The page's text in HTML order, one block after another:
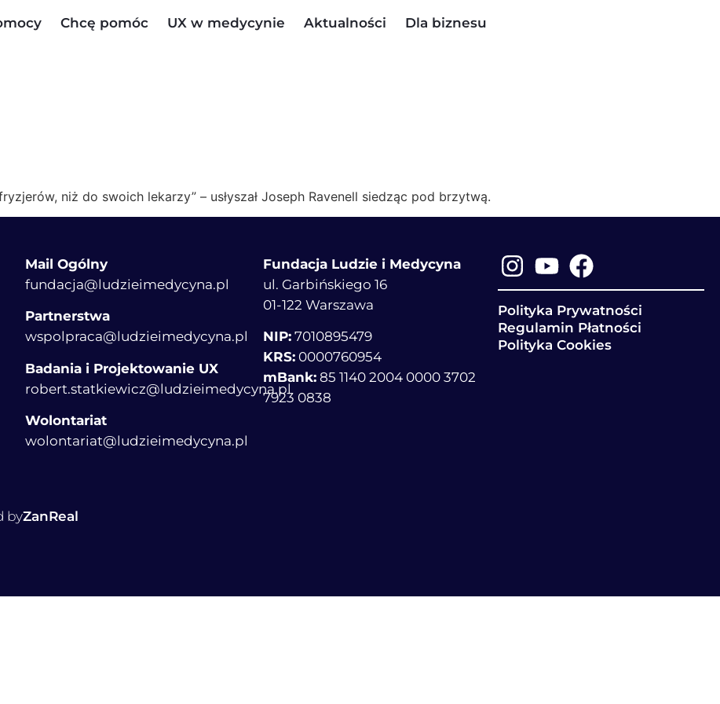
Chcę pomóc UX w medycynie Aktualności Dla biznesu
niż do swoich lekarzy” – usłyszał Joseph Ravenell siedząc pod brzytwą.
Mail Ogólny
fundacja@ludzieimedycyna.pl
Partnerstwa
wspolpraca@ludzieimedycyna.pl
Badania i Projektowanie UX
robert.statkiewicz@ludzieimedycyna.pl
Wolontariat
wolontariat@ludzieimedycyna.pl
Fundacja Ludzie i Medycyna
ul. Garbińskiego 16
01-122 Warszawa
NIP:7010895479
KRS:0000760954
mBank:85 1140 2004 0000 3702
7923 0838
Polityka Prywatności
Regulamin Płatności
Polityka Cookies
byZanReal